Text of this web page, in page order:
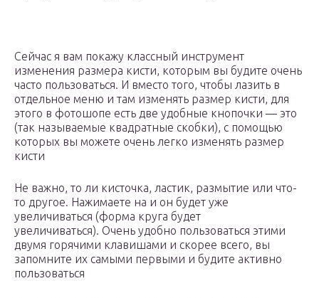
Сейчас я вам покажу классный инструмент
изменения размера кисти, которым вы будите очень
часто пользоваться. И вместо того, чтобы лазить в
отдельное меню и там изменять размер кисти, для
этого в фотошопе есть две удобные кнопочки — это
(так называемые квадратные скобки), с помощью
которых вы можете очень легко изменять размер
кисти
Не важно, то ли кисточка, ластик, размытие или что-
то другое. Нажимаете на и он будет уже
увеличиваться (форма круга будет
увеличиваться). Очень удобно пользоваться этими
двумя горячими клавишами и скорее всего, вы
запомните их самыми первыми и будите активно
пользоваться